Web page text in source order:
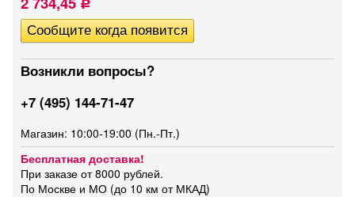
Р
Возникли вопросы?
+7 (495) 144-71-47
Магазин: 10:00-19:00 (Пн.-Пт.)
Бесплатная доставка!
При заказе от 8000 рублей.
По Москве и МО (до 10 км от МКАД)